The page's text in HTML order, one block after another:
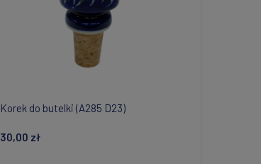
Korek do butelki (A285 D23)
30,00 zł